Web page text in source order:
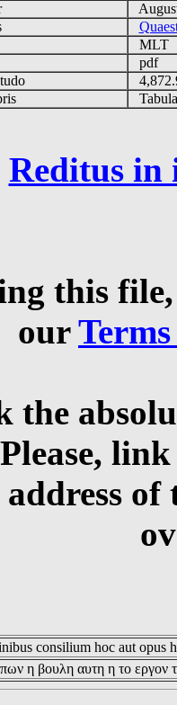
MLT
pdf
Reditus in
this
our
the
Please,
consilium hoc aut opus
η βουλη αυτη η το εργον